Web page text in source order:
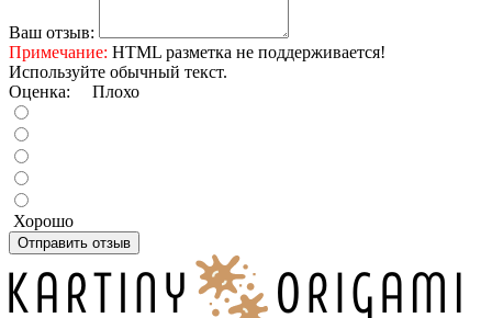
Ваш отзыв:
Примечание: HTML разметка не поддерживается!
Используйте обычный текст.
Оценка: Плохо
Хорошо
Отправить отзыв